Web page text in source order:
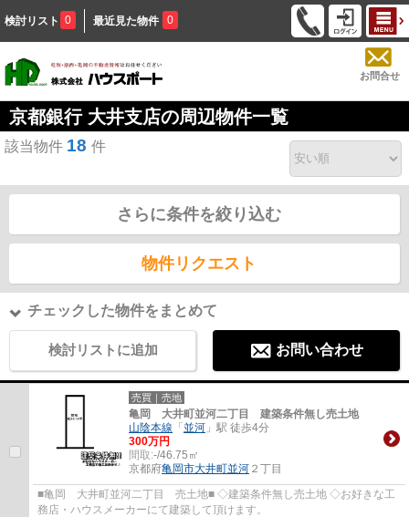
検討リスト 0 最近見た物件 0
お問合せ
京都銀行 大井支店の周辺物件一覧
該当物件 18 件
さらに条件を絞り込む
物件リクエスト
チェックした物件をまとめて
検討リストに追加 お問い合わせ
売買｜売地
亀岡 大井町並河二丁目 建築条件無し売土地
山陰本線 「並河 」駅 徒歩4分
300万円
間取:-/46.75㎡
京都府亀岡市大井町並河 ２丁目
■亀岡 大井町並河二丁目 売土地■ ◇建築条件無し売土地 ◇お好きな工
務店・ハウスメーカーにて建築して頂けます。